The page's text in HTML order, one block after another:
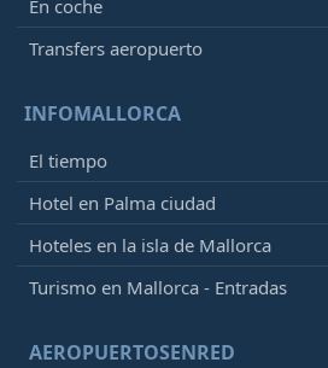
En coche
Transfers aeropuerto
INFOMALLORCA
El tiempo
Hotel en Palma ciudad
Hoteles en la isla de Mallorca
Turismo en Mallorca - Entradas
AEROPUERTOSENRED